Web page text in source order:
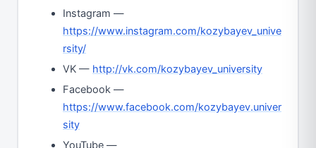
Instagram —
https://www.instagram.com/kozybayev_unive
rsity/
VK — http://vk.com/kozybayev_university
Facebook —
https://www.facebook.com/kozybayev.univer
sity
YouTube —